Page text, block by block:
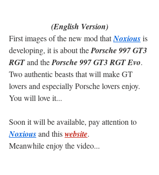
(English Version)
First images of the new mod that Noxious is
developing, it is about the Porsche 997 GT3
RGT and the Porsche 997 GT3 RGT Evo.
Two authentic beasts that will make GT
lovers and especially Porsche lovers enjoy.
You will love it...
Soon it will be available, pay attention to
Noxious and this website.
Meanwhile enjoy the video...